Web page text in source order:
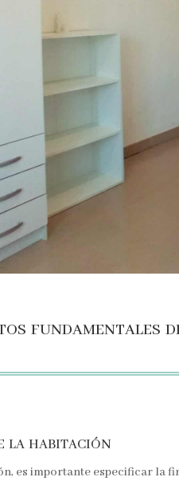
fundamentales
la habitación
es importante especificar la